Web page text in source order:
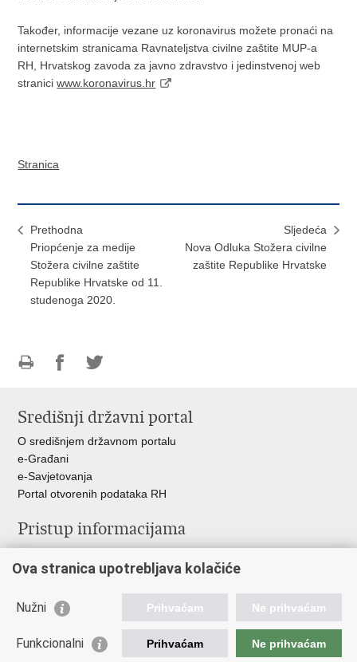
Također, informacije vezane uz koronavirus možete pronaći na
internetskim stranicama Ravnateljstva civilne zaštite MUP-a
RH, Hrvatskog zavoda za javno zdravstvo i jedinstvenoj web
straniciwww.koronavirus.hr
Stranica
Prethodna
Priopćenje za medije
Stožera civilne zaštite
Republike Hrvatske od 11.
studenoga 2020.
Sljedeća
Nova Odluka Stožera civilne
zaštite Republike Hrvatske
FacebookuTwitteru
Središnji državni portal
O središnjem državnom portalu
e-Građani
e-Savjetovanja
Portal otvorenih podataka RH
Pristup informacijama
Savjetovanje
Zapošljavanje
Odnosi s javnošću
Ova stranica upotrebljava kolačiće
Nužni Prihvaćam Ne prihvaćam
Funkcionalni Prihvaćam Ne prihvaćam